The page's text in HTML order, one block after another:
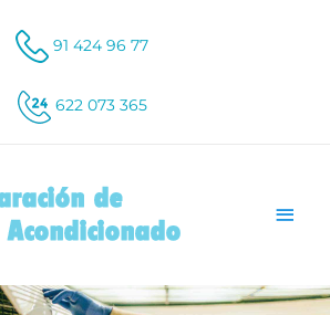
91 424 96 77
622 073 365